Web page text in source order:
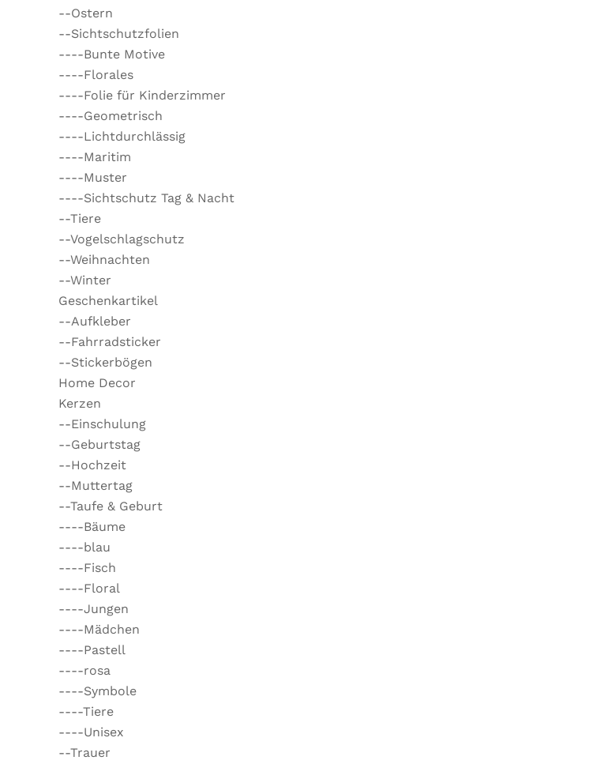
--Ostern
--Sichtschutzfolien
----Bunte Motive
----Florales
----Folie für Kinderzimmer
----Geometrisch
----Lichtdurchlässig
----Maritim
----Muster
----Sichtschutz Tag & Nacht
--Tiere
--Vogelschlagschutz
--Weihnachten
--Winter
Geschenkartikel
--Aufkleber
--Fahrradsticker
--Stickerbögen
Home Decor
Kerzen
--Einschulung
--Geburtstag
--Hochzeit
--Muttertag
--Taufe & Geburt
----Bäume
----blau
----Fisch
----Floral
----Jungen
----Mädchen
----Pastell
----rosa
----Symbole
----Tiere
----Unisex
--Trauer